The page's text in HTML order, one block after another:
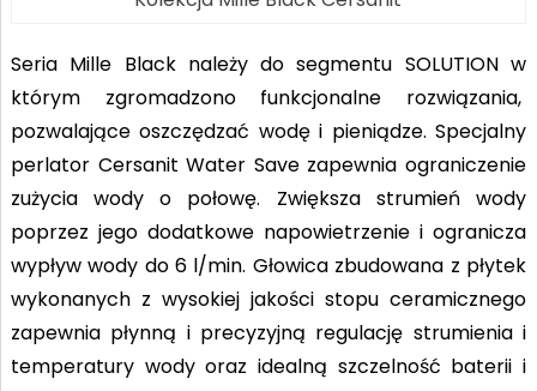
Seria Mille Black należy do segmentu SOLUTION w
którym zgromadzono funkcjonalne rozwiązania,
pozwalające oszczędzać wodę i pieniądze. Specjalny
perlator Cersanit Water Save zapewnia ograniczenie
zużycia wody o połowę. Zwiększa strumień wody
poprzez jego dodatkowe napowietrzenie i ogranicza
wypływ wody do 6 l/min. Głowica zbudowana z płytek
wykonanych z wysokiej jakości stopu ceramicznego
zapewnia płynną i precyzyjną regulację strumienia i
temperatury wody oraz idealną szczelność baterii i